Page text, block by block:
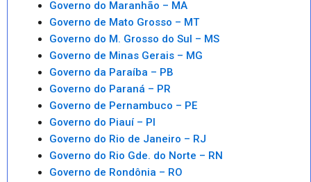
Governo do Maranhão – MA
Governo de Mato Grosso – MT
Governo do M. Grosso do Sul – MS
Governo de Minas Gerais – MG
Governo da Paraíba – PB
Governo do Paraná – PR
Governo de Pernambuco – PE
Governo do Piauí – PI
Governo do Rio de Janeiro – RJ
Governo do Rio Gde. do Norte – RN
Governo de Rondônia – RO